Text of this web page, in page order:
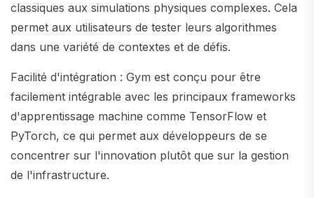
classiques aux simulations physiques complexes. Cela
permet aux utilisateurs de tester leurs algorithmes
dans une variété de contextes et de défis.
Facilité d'intégration : Gym est conçu pour être
facilement intégrable avec les principaux frameworks
d'apprentissage machine comme TensorFlow et
PyTorch, ce qui permet aux développeurs de se
concentrer sur l'innovation plutôt que sur la gestion
de l'infrastructure.